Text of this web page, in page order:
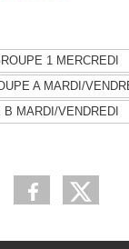
1 MERCREDI
A MARDI/
MARDI/VENDREDI